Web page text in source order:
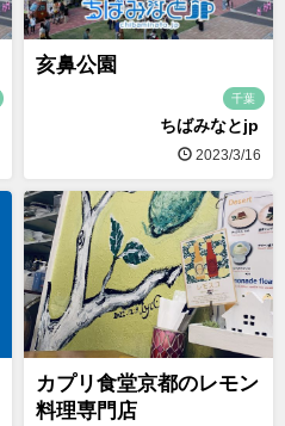
亥鼻公園
千葉
ちばみなとjp
2023/3/16
カプリ食堂京都のレモン
料理専門店